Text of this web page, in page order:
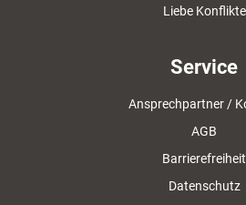
Liebe Konflikte
Service
Ansprechpartner /
AGB
Barrierefreiheit
Datenschutz